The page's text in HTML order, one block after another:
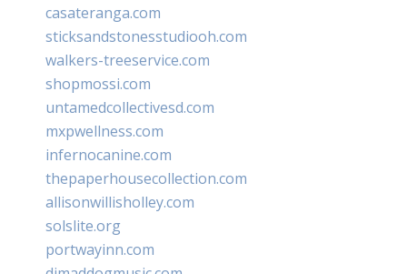
casateranga.com
sticksandstonesstudiooh.com
walkers-treeservice.com
shopmossi.com
untamedcollectivesd.com
mxpwellness.com
infernocanine.com
thepaperhousecollection.com
allisonwillisholley.com
solslite.org
portwayinn.com